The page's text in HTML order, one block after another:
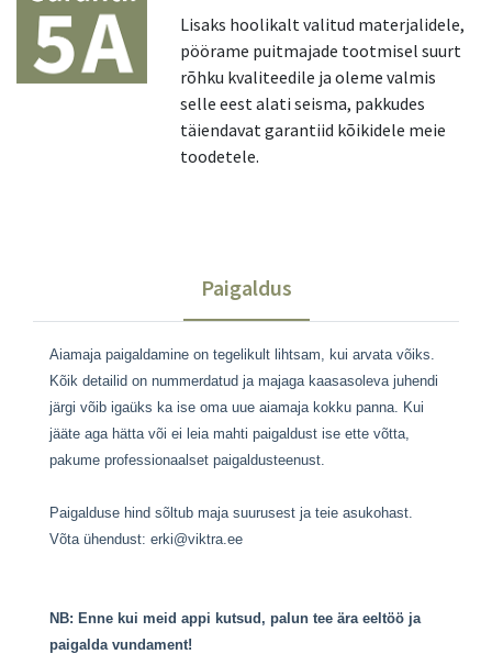
Lisaks hoolikalt valitud materjalidele,
pöörame puitmajade tootmisel suurt
rõhku kvaliteedile ja oleme valmis
selle eest alati seisma, pakkudes
täiendavat garantiid kõikidele meie
toodetele.
Paigaldus
Aiamaja paigaldamine on tegelikult lihtsam, kui arvata võiks.
Kõik detailid on nummerdatud ja majaga kaasasoleva juhendi
järgi võib igaüks ka ise oma uue aiamaja kokku panna. Kui
jääte aga hätta või ei leia mahti paigaldust ise ette võtta,
pakume professionaalset paigaldusteenust.
Paigalduse hind sõltub maja suurusest ja teie asukohast.
Võta ühendust: erki@viktra.ee
NB: Enne kui meid appi kutsud, palun tee ära eeltöö ja
paigalda vundament!